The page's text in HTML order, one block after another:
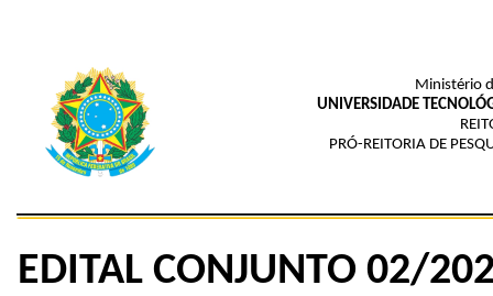
Ministério
UNIVERSIDADE
PRÓ-REITORIA DE
EDITAL CONJUNTO 02/